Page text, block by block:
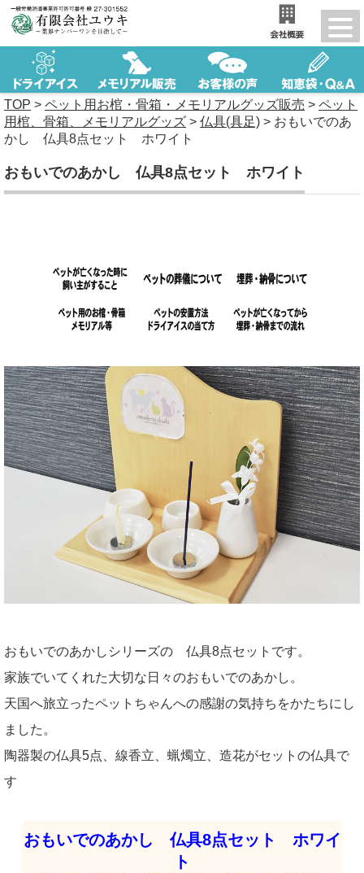
TOP > ペット用お棺・骨箱・メモリアルグッズ販売 > ペット
用棺、骨箱、メモリアルグッズ > 仏具(具足) > おもいでのあ
かし 仏具8点セット ホワイト
おもいでのあかし 仏具8点セット ホワイト
おもいでのあかしシリーズの 仏具8点セットです。
家族でいてくれた大切な日々のおもいでのあかし。
天国へ旅立ったペットちゃんへの感謝の気持ちをかたちにし
ました。
陶器製の仏具5点、線香立、蝋燭立、造花がセットの仏具で
す
おもいでのあかし 仏具8点セット ホワイ
ト